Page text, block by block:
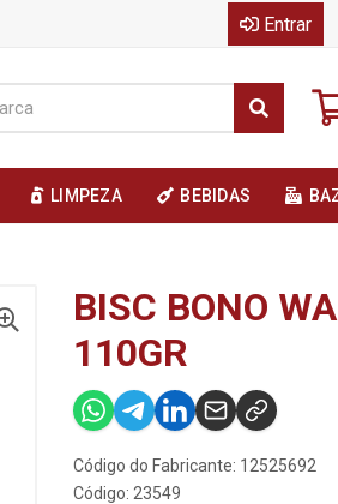
Entrar
LIMPEZA BEBIDAS
BISC BONO
110GR
Código do Fabricante: 12525692
Código: 23549